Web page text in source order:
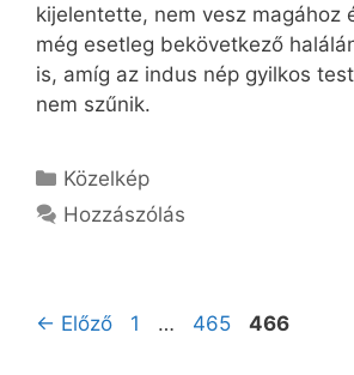
kijelentette, nem vesz magához
még esetleg bekövetkező
is, amíg az indus nép gyilkos
nem szűnik.
Kategória
Közelkép
Hozzászólás
← Előző Oldal
1 … Oldal
465 Oldal
466